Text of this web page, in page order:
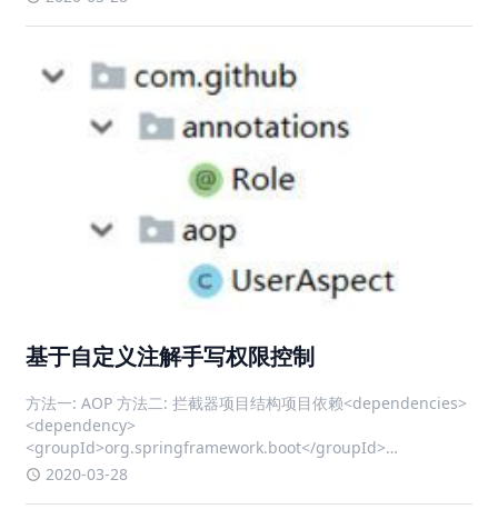
基于自定义注解手写权限控制
方法一: AOP 方法二: 拦截器项目结构项目依赖<dependencies>
<groupId>org.springframework.boot</groupId>
<artifactId>spring-boot-starter-w
Docker 部署 详细全过程 附代码
Docker 部署本站 全过程环境：CentOS7.61. 安装Docker其他版
本CentOS可以参考这个
https://help.aliyun.com/document_detail/187598.html查看
本机内核版本，内核版本需高于 3.10uname -r 确保 yum 包最新